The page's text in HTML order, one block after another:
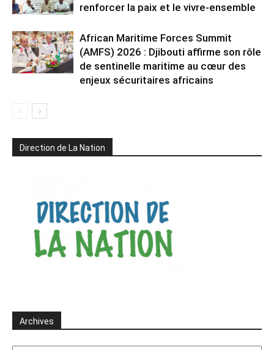
renforcer la paix et le vivre-ensemble
African Maritime Forces Summit
(AMFS) 2026 : Djibouti affirme son rôle
de sentinelle maritime au cœur des
enjeux sécuritaires africains
Direction de La Nation
Archives
Archives